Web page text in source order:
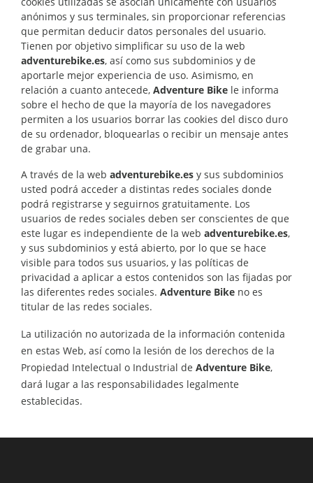
anónimos y sus terminales, sin proporcionar referencias
que permitan deducir datos personales del usuario.
Tienen por objetivo simplificar su uso de la web
adventurebike.es, así como sus subdominios y de
aportarle mejor experiencia de uso. Asimismo, en
relación a cuanto antecede, Adventure Bike le informa
sobre el hecho de que la mayoría de los navegadores
permiten a los usuarios borrar las cookies del disco duro
de su ordenador, bloquearlas o recibir un mensaje antes
de grabar una.
A través de la web adventurebike.es y sus subdominios
usted podrá acceder a distintas redes sociales donde
podrá registrarse y seguirnos gratuitamente. Los
usuarios de redes sociales deben ser conscientes de que
este lugar es independiente de la web adventurebike.es,
y sus subdominios y está abierto, por lo que se hace
visible para todos sus usuarios, y las políticas de
privacidad a aplicar a estos contenidos son las fijadas por
las diferentes redes sociales. Adventure Bike no es
titular de las redes sociales.
La utilización no autorizada de la información contenida
en estas Web, así como la lesión de los derechos de la
Propiedad Intelectual o Industrial de Adventure Bike,
dará lugar a las responsabilidades legalmente
establecidas.